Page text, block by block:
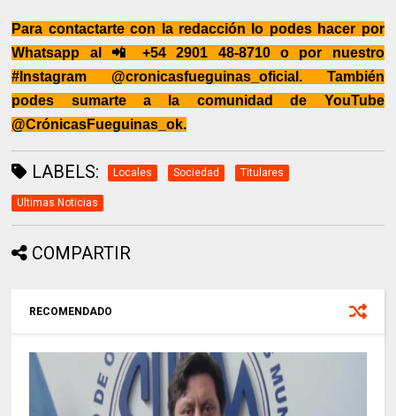
Para contactarte con la redacción lo podes hacer por
Whatsapp al 📲 +54 2901 48-8710 o por nuestro
#Instagram @cronicasfueguinas_oficial. También
podes sumarte a la comunidad de YouTube
@CrónicasFueguinas_ok.
LABELS: Locales Sociedad Titulares
Ultimas Noticias
COMPARTIR
RECOMENDADO